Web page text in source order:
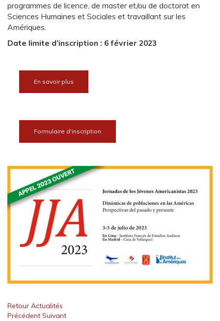
programmes de licence, de master et/ou de doctorat en
Sciences Humaines et Sociales et travaillant sur les
Amériques.
Date limite d’inscription : 6 février 2023
En savoir plus
Formulaire d'inscription
Retour Actualités
Précédent Suivant